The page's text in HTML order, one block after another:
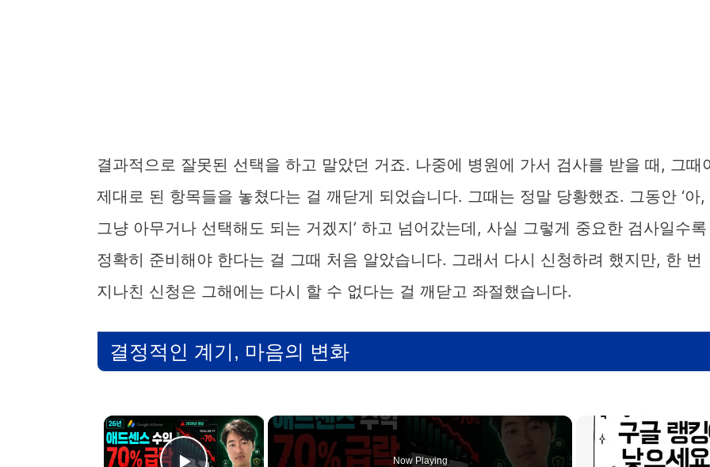
결과적으로 잘못된 선택을 하고 말았던 거죠. 나중에 병원에 가서 검사를 받을 때, 그때
제대로 된 항목들을 놓쳤다는 걸 깨닫게 되었습니다. 그때는 정말 당황했죠. 그동안 ‘아,
그냥 아무거나 선택해도 되는 거겠지’ 하고 넘어갔는데, 사실 그렇게 중요한 검사일수록
정확히 준비해야 한다는 걸 그때 처음 알았습니다. 그래서 다시 신청하려 했지만, 한 번
지나친 신청은 그해에는 다시 할 수 없다는 걸 깨닫고 좌절했습니다.
결정적인 계기, 마음의 변화
×
Now Playing